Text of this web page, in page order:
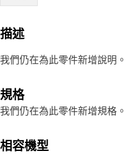
描述
我們仍在為此零件新增說明。
規格
我們仍在為此零件新增規格。
相容機型